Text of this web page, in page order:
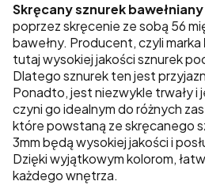
Skręcany sznurek
poprzez skręcenie ze sobą 56
bawełny. Producent, czyli marka
tutaj wysokiej jakości sznurek
Dlatego sznurek ten jest
Ponadto, jest niezwykle trwały i
czyni go idealnym do różnych
które powstaną ze skręcanego
3mm będą wysokiej jakości i
Dzięki wyjątkowym kolorom,
każdego wnętrza.